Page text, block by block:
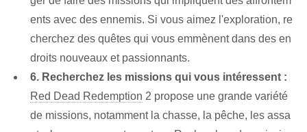
ents avec des ennemis. Si vous aimez l'exploration, re
cherchez des quêtes qui vous emmènent dans des en
droits nouveaux et passionnants.
6. Recherchez les missions qui vous intéressent :
Red Dead Redemption 2 propose une grande variété
de missions, notamment la chasse, la pêche, les assa